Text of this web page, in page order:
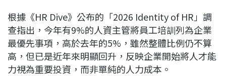
根據《HR Dive》公布的「2026 Identity of HR」調
查指出，今年有9%的人資主管將員工培訓列為企業
最優先事項，高於去年的5%，雖然整體比例仍不算
高，但已是近年來明顯回升，反映企業開始將人才能
力視為重要投資，而非單純的人力成本。